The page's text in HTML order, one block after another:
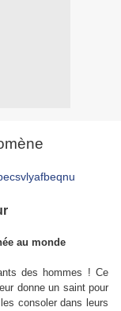
au monde
des hommes ! Ce
donne un saint pour
consoler dans leurs